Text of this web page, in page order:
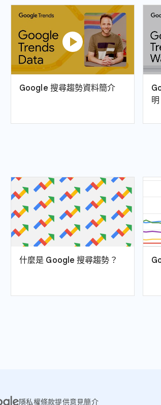
play_circle
Google 搜尋趨勢資料簡介
明
什麼是 Google 搜尋趨勢？
隱私權條款提供意見簡介